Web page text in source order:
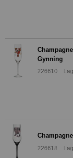
Gynning
226610
226618